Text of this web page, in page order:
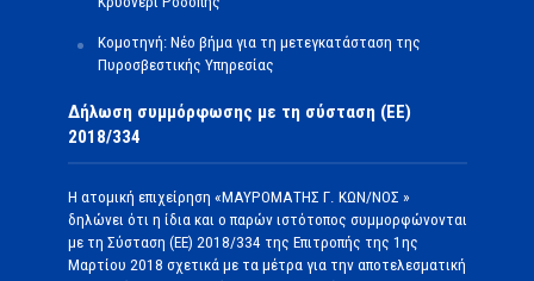
Κομοτηνή: Νέο βήμα για τη μετεγκατάσταση της
Πυροσβεστικής Υπηρεσίας
Δήλωση συμμόρφωσης με τη σύσταση (ΕΕ)
2018/334
Η ατομική επιχείρηση «ΜΑΥΡΟΜΑΤΗΣ Γ. ΚΩΝ/ΝΟΣ »
δηλώνει ότι η ίδια και ο παρών ιστότοπος συμμορφώνονται
με τη Σύσταση (ΕΕ) 2018/334 της Επιτροπής της 1ης
Μαρτίου 2018 σχετικά με τα μέτρα για την αποτελεσματική